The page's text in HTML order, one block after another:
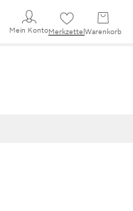
Mein KontoMerkzettel Warenkorb